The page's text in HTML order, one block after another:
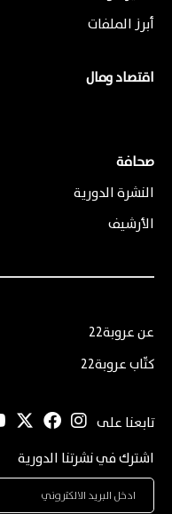
أبرز الملفات
اقتصاد ومال
صحافة
النشرة الدورية
الأرشيف
عن عروبة22
كتّاب عروبة22
تابعنا على
اشترك في نشرتنا الدورية